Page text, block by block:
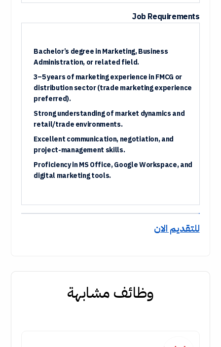
Job Requirements
Bachelor’s degree in Marketing, Business
Administration, or related field.
3–5 years of marketing experiencein FMCG or
distribution sector (trade marketing experience
preferred).
Strong understanding of market dynamics and
retail/trade environments.
Excellent communication, negotiation, and
project-management skills.
Proficiency inMS Office, Google Workspace, and
digital marketing tools.
للتقديم الان
وظائف مشابهة